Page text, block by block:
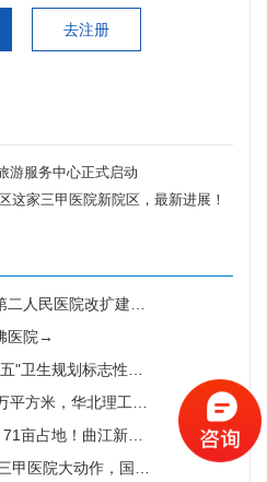
去注册
游服务中心正式启动
这家三甲医院新院区，最新进展！
全力推进，地上主体施工倒计时
医院→
标志性工程迎施工方落地
属医院花海院区一期工程加速成型
新区医院的"最后一公里"冲刺
家级防治基地预计2028年建成